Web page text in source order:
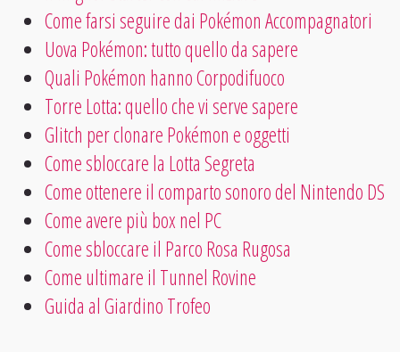
Come farsi seguire dai Pokémon Accompagnatori
Uova Pokémon: tutto quello da sapere
Quali Pokémon hanno Corpodifuoco
Torre Lotta: quello che vi serve sapere
Glitch per clonare Pokémon e oggetti
Come sbloccare la Lotta Segreta
Come ottenere il comparto sonoro del Nintendo DS
Come avere più box nel PC
Come sbloccare il Parco Rosa Rugosa
Come ultimare il Tunnel Rovine
Guida al Giardino Trofeo